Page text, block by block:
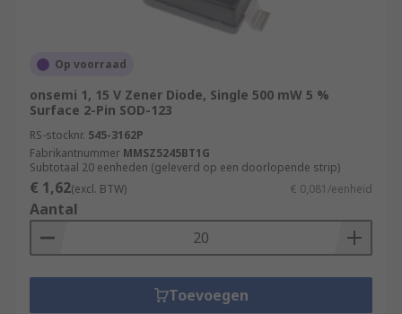
Op voorraad
onsemi 1, 15 V Zener Diode, Single 500 mW 5 %
Surface 2-Pin SOD-123
RS-stocknr. 545-3162P
Fabrikantnummer MMSZ5245BT1G
Subtotaal 20 eenheden (geleverd op een doorlopende strip)
€ 1,62(excl. BTW) € 0,081/eenheid
Aantal
Toevoegen